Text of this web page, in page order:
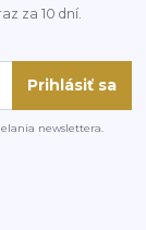
za 10 dní.
Prihlásiť sa
newslettera.